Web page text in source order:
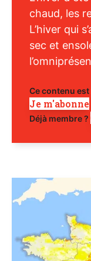
chaud, les
L’hiver qui
sec et
Ce contenu
Je m'abonne
Déjà membre ?